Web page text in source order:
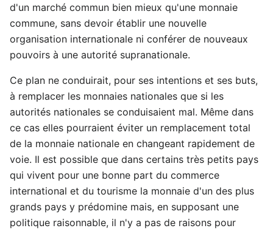
d'un marché commun bien mieux qu'une monnaie
commune, sans devoir établir une nouvelle
organisation internationale ni conférer de nouveaux
pouvoirs à une autorité supranationale.
Ce plan ne conduirait, pour ses intentions et ses buts,
à remplacer les monnaies nationales que si les
autorités nationales se conduisaient mal. Même dans
ce cas elles pourraient éviter un remplacement total
de la monnaie nationale en changeant rapidement de
voie. Il est possible que dans certains très petits pays
qui vivent pour une bonne part du commerce
international et du tourisme la monnaie d'un des plus
grands pays y prédomine mais, en supposant une
politique raisonnable, il n'y a pas de raisons pour